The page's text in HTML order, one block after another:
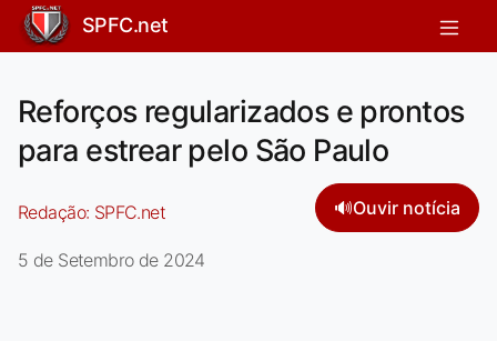
SPFC.net
Reforços regularizados e prontos
para estrear pelo São Paulo
Redação: SPFC.net 🔊Ouvir notícia
5 de Setembro de 2024